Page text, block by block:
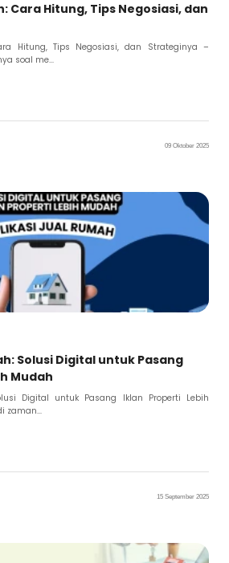
Cara Hitung, Tips Negosiasi, dan
Hitung, Tips Negosiasi, dan Strateginya –
soal me...
09 Oktober 2025
Solusi Digital untuk Pasang
Mudah
Digital untuk Pasang Iklan Properti Lebih
zaman...
15 September 2025